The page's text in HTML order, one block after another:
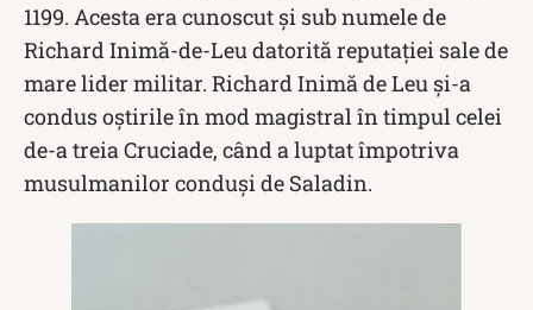
1199. Acesta era cunoscut și sub numele de
Richard Inimă-de-Leu datorită reputației sale de
mare lider militar. Richard Inimă de Leu și-a
condus oștirile în mod magistral în timpul celei
de-a treia Cruciade, când a luptat împotriva
musulmanilor conduşi de Saladin.